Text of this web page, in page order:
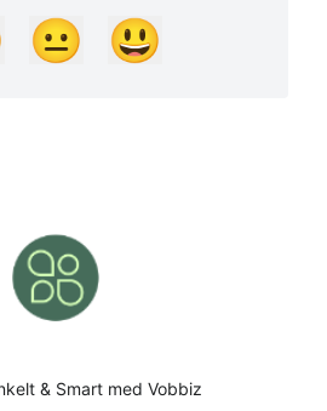
😐 😃
& Smart med Vobbiz